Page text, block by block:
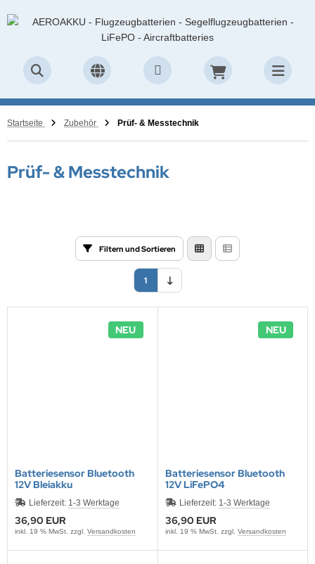
Startseite Zubehör Prüf- & Messtechnik
Prüf- & Messtechnik
Filtern und Sortieren
1
NEU
Batteriesensor Bluetooth
12V Bleiakku
Lieferzeit: 1-3 Werktage
36,90 EUR
inkl. 19 % MwSt. zzgl. Versandkosten
NEU
Batteriesensor Bluetooth
12V LiFePO4
Lieferzeit: 1-3 Werktage
36,90 EUR
inkl. 19 % MwSt. zzgl. Versandkosten